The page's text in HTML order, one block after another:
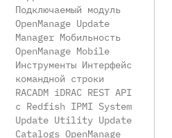
Подключаемый модуль
OpenManage Update
Manager Мобильность
OpenManage Mobile
Инструменты Интерфейс
командной строки
RACADM iDRAC REST API
с Redfish IPMI System
Update Utility Update
Catalogs OpenManage